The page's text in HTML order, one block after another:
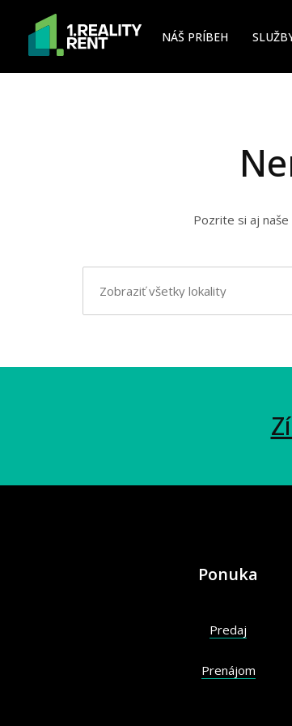
NÁŠ PRÍBEH
Pozrite si aj
Ponuka
Predaj
Prenájom